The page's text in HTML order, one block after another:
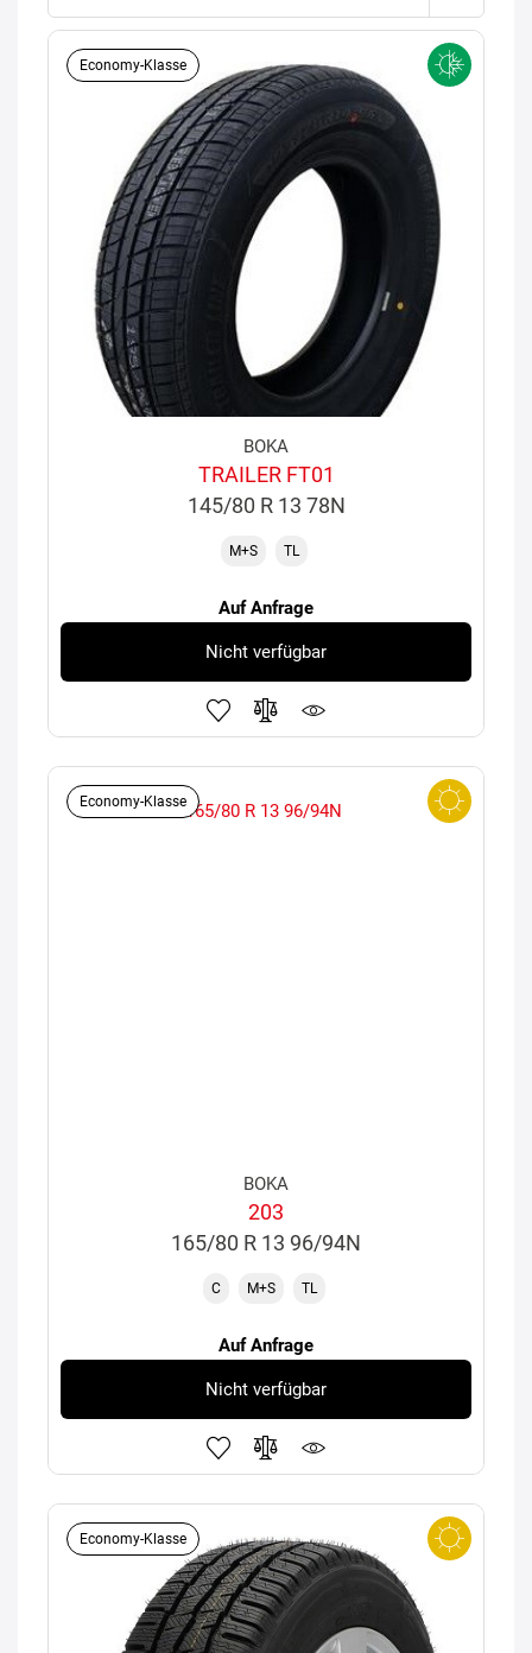
Economy-Klasse
BOKA
TRAILER FT01
145/80 R 13 78N
M+S TL
Auf Anfrage
Nicht verfügbar
Economy-Klasse
BOKA
203
165/80 R 13 96/94N
C M+S TL
Auf Anfrage
Nicht verfügbar
Economy-Klasse